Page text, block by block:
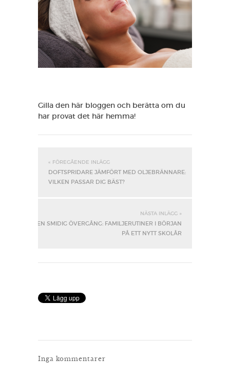
Gilla den här bloggen och berätta om du
har provat det här hemma!
« FÖREGÅENDE INLÄGG
DOFTSPRIDARE JÄMFÖRT MED OLJEBRÄNNARE:
VILKEN PASSAR DIG BÄST?
NÄSTA INLÄGG »
EN SMIDIG ÖVERGÅNG: FAMILJERUTINER I BÖRJAN
PÅ ETT NYTT SKOLÅR
Inga kommentarer